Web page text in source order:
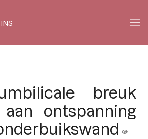
breuk
aan ontspanning